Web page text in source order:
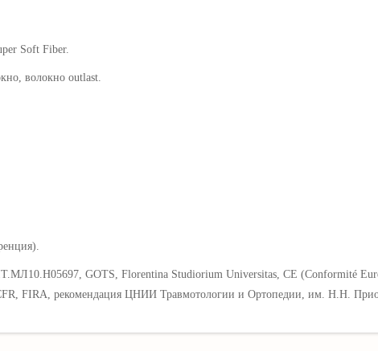
Soft Fiber.
волокно outlast.
GOTS, Florentina Studiorium Universitas, CE (Conformité
FIRA, рекомендация ЦНИИ Травмотологии и Ортопедии, им. Н.Н.